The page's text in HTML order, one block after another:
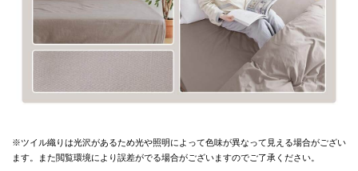
※ツイル織りは光沢があるため光や照明によって色味が異なって見える場合がござい
ます。
また閲覧環境により誤差がでる場合がございますのでご了承ください。